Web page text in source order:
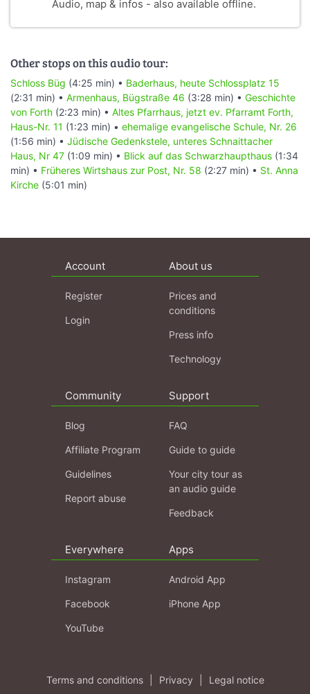
Audio, map & infos - also available offline.
Other stops on this audio tour:
Schloss Büg (4:25 min) • Baderhaus, heute Schlossplatz 15
(2:31 min) • Armenhaus, Bügstraße 46 (3:28 min) • Geschichte
von Forth (2:23 min) • Altes Pfarrhaus, jetzt ev. Pfarramt Forth,
Haus-Nr. 11 (1:23 min) • ehemalige evangelische Schule, Nr. 26
(1:56 min) • Jüdische Gedenkstele, unteres Schnaittacher
Haus, Nr 47 (1:09 min) • Blick auf das Schwarzhaupthaus (1:34
min) • Früheres Wirtshaus zur Post, Nr. 58 (2:27 min) • St. Anna
Kirche (5:01 min)
Account
Register
Login
About us
Prices and
conditions
Press info
Technology
Community
Blog
Affiliate Program
Guidelines
Report abuse
Support
FAQ
Guide to guide
Your city tour as
an audio guide
Feedback
Everywhere
Instagram
Facebook
YouTube
Apps
Android App
iPhone App
Terms and conditions Privacy Legal notice